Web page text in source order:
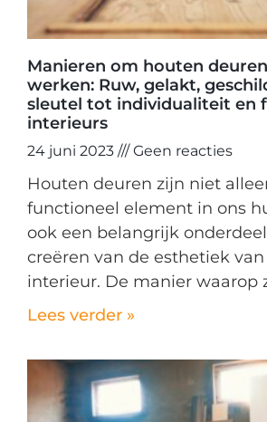
Manieren om houten
werken: Ruw, gelakt,
sleutel tot individualiteit en
interieurs
24 juni 2023 Geen reacties
Houten deuren zijn niet
functioneel element in ons
ook een belangrijk
creëren van de esthetiek
interieur. De manier waarop
Lees verder »